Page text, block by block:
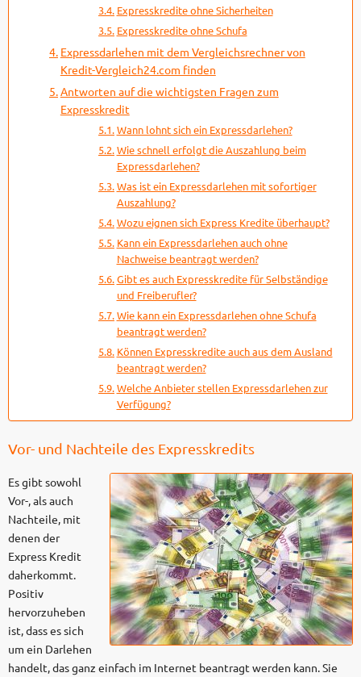
Expresskredite ohne Sicherheiten
Expresskredite ohne Schufa
Expressdarlehen mit dem Vergleichsrechner von
Kredit-Vergleich24.com finden
Antworten auf die wichtigsten Fragen zum
Expresskredit
Wann lohnt sich ein Expressdarlehen?
Wie schnell erfolgt die Auszahlung beim
Expressdarlehen?
Was ist ein Expressdarlehen mit sofortiger
Auszahlung?
Wozu eignen sich Express Kredite überhaupt?
Kann ein Expressdarlehen auch ohne
Nachweise beantragt werden?
Gibt es auch Expresskredite für Selbständige
und Freiberufler?
Wie kann ein Expressdarlehen ohne Schufa
beantragt werden?
Können Expresskredite auch aus dem Ausland
beantragt werden?
Welche Anbieter stellen Expressdarlehen zur
Verfügung?
Vor- und Nachteile des Expresskredits
Es gibt sowohl
Vor-, als auch
Nachteile, mit
denen der
Express Kredit
daherkommt.
Positiv
hervorzuheben
ist, dass es sich
um ein Darlehen
handelt, das ganz einfach im Internet beantragt werden kann. Sie